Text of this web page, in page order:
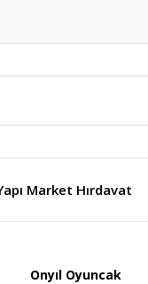
Market Hırdavat
Onyıl Oyuncak